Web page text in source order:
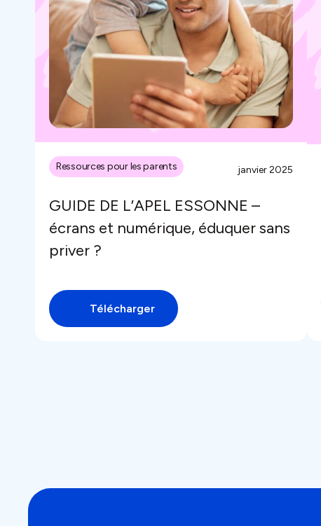
Ressources pour les parents janvier 2025
GUIDE DE L’APEL ESSONNE –
écrans et numérique, éduquer sans
priver ?
Télécharger